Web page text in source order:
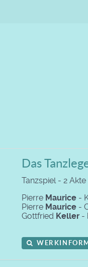
Das
Tanzspiel - 2
Pierre Maurice -
Pierre Maurice -
Gottfried Keller -